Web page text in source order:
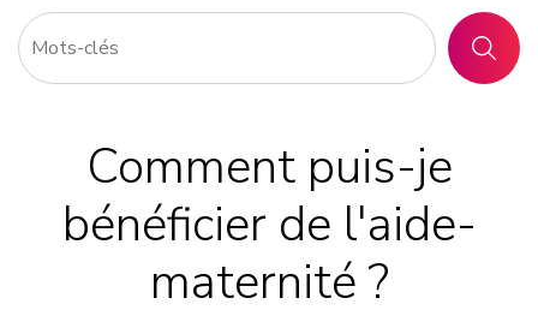
Comment puis-je
bénéficier de l'aide-
maternité ?